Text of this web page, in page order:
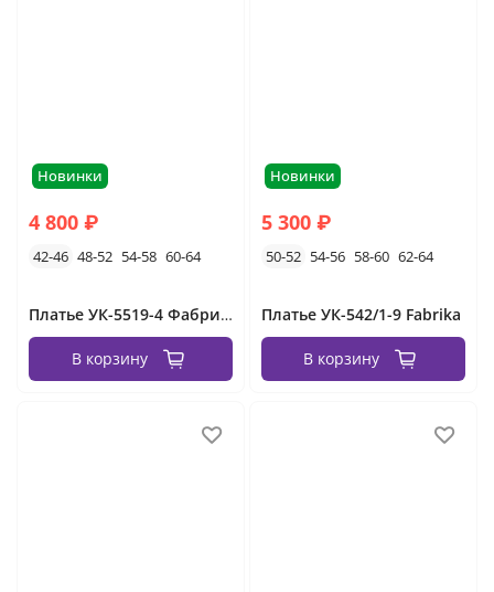
Новинки
4 800 ₽
42-46 48-52 54-58 60-64
Платье УК-5519-4 Фабрика Моды
В корзину
Новинки
5 300 ₽
50-52 54-56 58-60 62-64
Платье УК-542/1-9 Fabrika
В корзину